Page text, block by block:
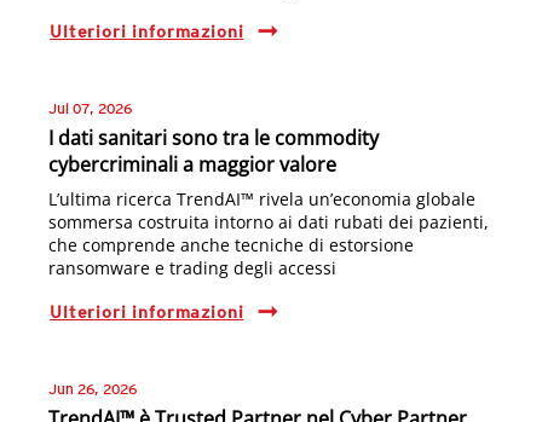
Ulteriori informazioni
Jul 07, 2026
I dati sanitari sono tra le commodity
cybercriminali a maggior valore
L’ultima ricerca TrendAI™ rivela un’economia globale
sommersa costruita intorno ai dati rubati dei pazienti,
che comprende anche tecniche di estorsione
ransomware e trading degli accessi
Ulteriori informazioni
Jun 26, 2026